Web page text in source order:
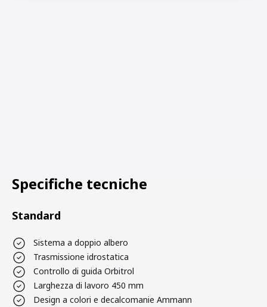
Specifiche tecniche
Standard
Sistema a doppio albero
Trasmissione idrostatica
Controllo di guida Orbitrol
Larghezza di lavoro 450 mm
Design a colori e decalcomanie Ammann